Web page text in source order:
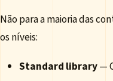
Não para a maioria das
os níveis:
Standard library—